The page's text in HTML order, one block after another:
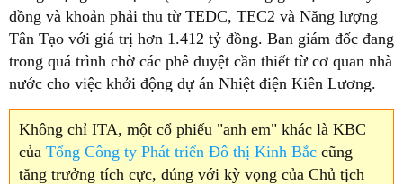
đồng và khoản phải thu từ TEDC, TEC2 và Năng lượng
Tân Tạo với giá trị hơn 1.412 tỷ đồng. Ban giám đốc đang
trong quá trình chờ các phê duyệt cần thiết từ cơ quan nhà
nước cho việc khởi động dự án Nhiệt điện Kiên Lương.
Không chỉ ITA, một cổ phiếu "anh em" khác là KBC
của Tổng Công ty Phát triển Đô thị Kinh Bắc cũng
tăng trưởng tích cực, đúng với kỳ vọng của Chủ tịch